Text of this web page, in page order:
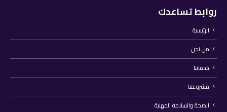
روابط تساعدك
الرئيسية
من نحن
خدماتنا
مشروعتنا
الصحة والسلامة المهنية